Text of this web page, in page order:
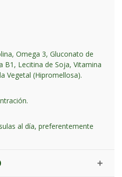
Omega 3, Gluconato de
B1, Lecitina de Soja, Vitamina
Vegetal (Hipromellosa).
al día, preferentemente